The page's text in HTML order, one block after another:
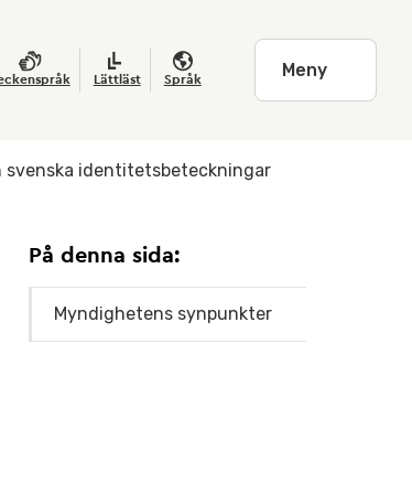
Lättläst Språk Meny
svenska identitetsbeteckningar
På denna sida:
Myndighetens synpunkter